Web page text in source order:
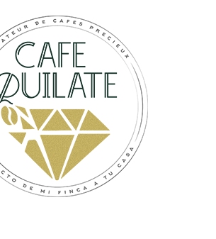
/ Trio Tutti Frutti n°1